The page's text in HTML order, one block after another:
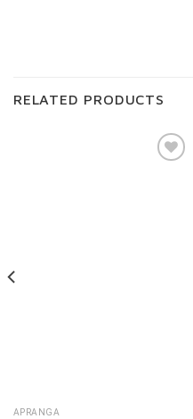
RELATED PRODUCTS
APRANGA